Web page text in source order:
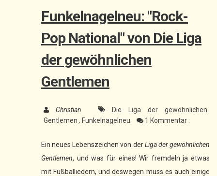
a
t
Funkelnagelneu: "Rock-
Pop National" von Die Liga
der gewöhnlichen
Gentlemen
Christian
Die Liga der gewöhnlichen
Gentlemen , Funkelnagelneu 1 Kommentar :
Ein neues Lebenszeichen von derLiga der gewöhnlichen
Gentlemen, und was für eines! Wir fremdeln ja etwas
mit Fußballiedern, und deswegen muss es auch einige